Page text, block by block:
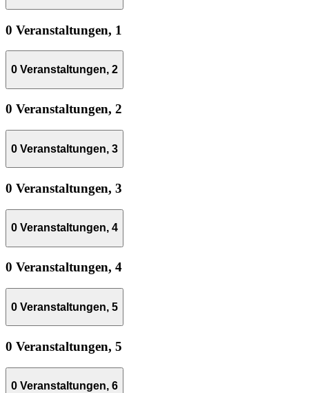
0 Veranstaltungen, 1
0 Veranstaltungen, 2
0 Veranstaltungen, 2
0 Veranstaltungen, 3
0 Veranstaltungen, 3
0 Veranstaltungen, 4
0 Veranstaltungen, 4
0 Veranstaltungen, 5
0 Veranstaltungen, 5
0 Veranstaltungen, 6